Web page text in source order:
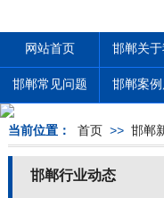
网站首页 邯郸关于
邯郸常见问题 邯郸案
当前位置： 首页 >> 邯郸
邯郸行业动态